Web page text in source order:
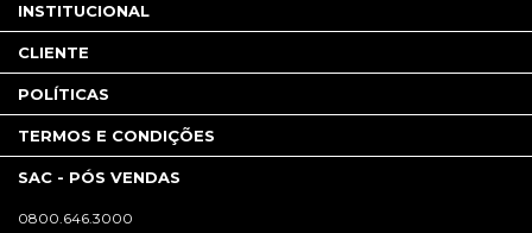
INSTITUCIONAL
CLIENTE
POLÍTICAS
TERMOS E CONDIÇÕES
SAC - PÓS VENDAS
0800.646.3000